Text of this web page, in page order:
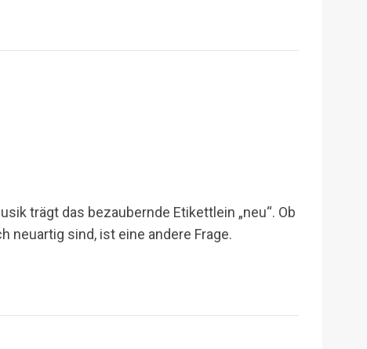
trägt das bezaubernde Etikettlein „neu“. Ob
neuartig sind, ist eine andere Frage.